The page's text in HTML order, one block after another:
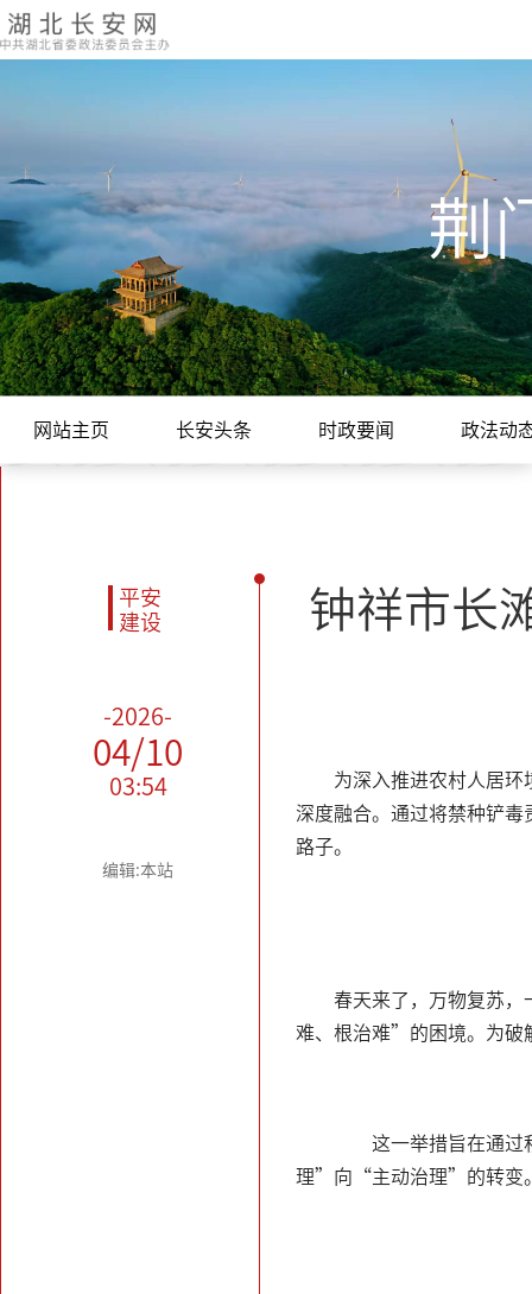
荆
网站主页 长安头条 时政要闻 政法动
平安
建设
-2026-
04/10
03:54
编辑:本站
钟祥市长
为深入推进农村人居
深度融合。通过将禁种铲
路子。
春天来了，万物复苏
难、根治难”的困境。为破
这一举措旨在通过积
理”向“主动治理”的转变